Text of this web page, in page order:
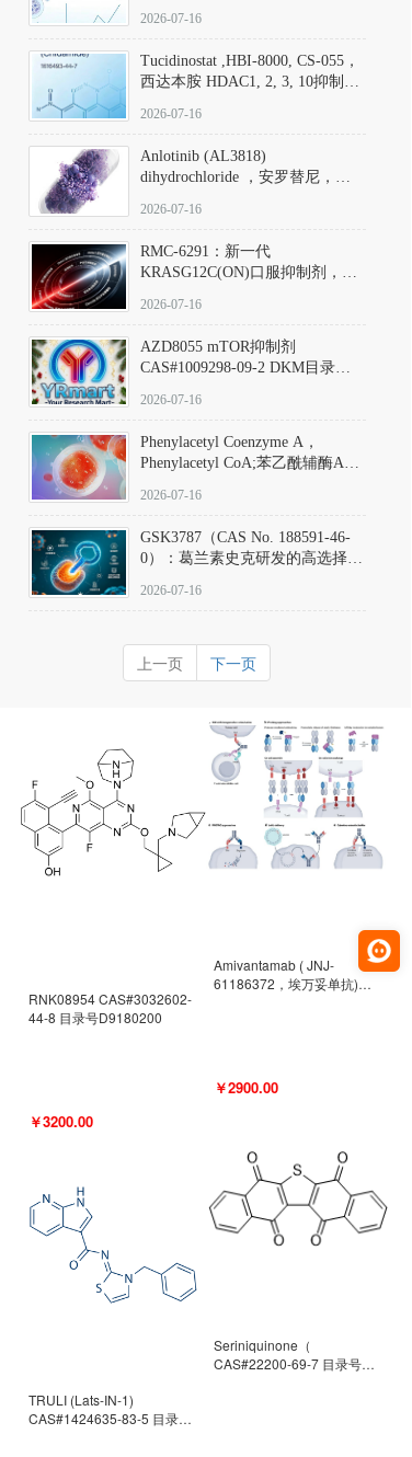
2026-07-16
Tucidinostat ,HBI-8000, CS-055，
西达本胺 HDAC1, 2, 3, 10抑制剂
D808567) - DKM活性分子
2026-07-16
Anlotinib (AL3818)
dihydrochloride ，安罗替尼，
Hydrochloride实验方法步骤SOP
2026-07-16
RMC-6291：新一代
KRASG12C(ON)口服抑制剂，
(Elironrasib)CAS#2641998-63-0
2026-07-16
AZD8055 mTOR抑制剂
CAS#1009298-09-2 DKM目录号
激酶抑制剂的深度剖析
2026-07-16
Phenylacetyl Coenzyme A，
Phenylacetyl CoA;苯乙酰辅酶A
2026-07-16
GSK3787（CAS No. 188591-46-
0）：葛兰素史克研发的高选择
抗剂，被广泛视为研究PPARδ核
靶点药理机制的金标准化学探
针。
2026-07-16
上一页 下一页
RNK08954 CAS#3032602-
44-8 目录号D9180200
￥3200.00
TRULI (Lats-IN-1)
CAS#1424635-83-5 目录号
Amivantamab ( JNJ-
61186372，埃万妥单抗)
￥2900.00
Seriniquinone（
CAS#22200-69-7 目录号